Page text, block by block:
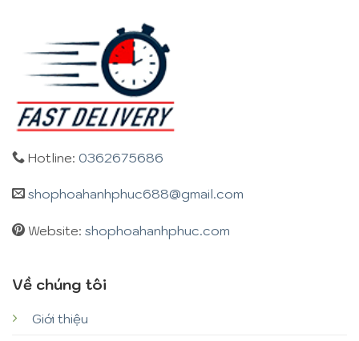
Hotline: 0362675686
shophoahanhphuc688@gmail.com
Website: shophoahanhphuc.com
Về chúng tôi
Giới thiệu